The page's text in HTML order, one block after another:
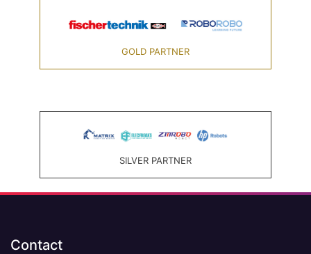
GOLD PARTNER
SILVER PARTNER
Contact